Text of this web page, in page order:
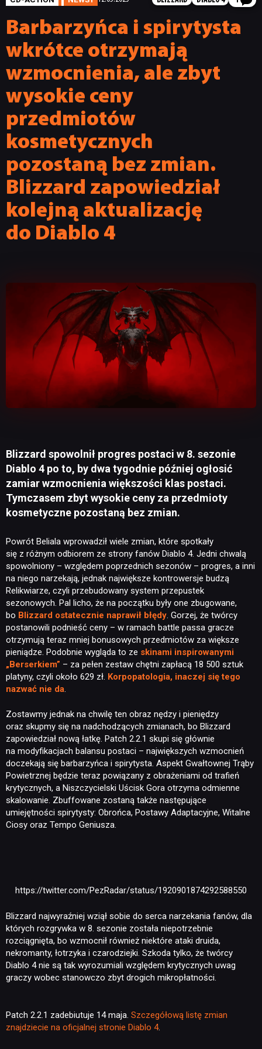
NEWSY
RECENZJE
PUBLICYSTYKA
Barbarzyńca i spirytysta
wkrótce otrzymają
wzmocnienia, ale zbyt
wysokie ceny
przedmiotów
kosmetycznych
pozostaną bez zmian.
Blizzard zapowiedział
kolejną aktualizację
do Diablo 4
Blizzard spowolnił progres postaci w 8. sezonie
Diablo 4 po to, by dwa tygodnie później ogłosić
zamiar wzmocnienia większości klas postaci.
Tymczasem zbyt wysokie ceny za przedmioty
kosmetyczne pozostaną bez zmian.
Powrót Beliala wprowadził wiele zmian, które spotkały
się z różnym odbiorem ze strony fanów Diablo 4. Jedni chwalą
spowolniony – względem poprzednich sezonów – progres, a inni
na niego narzekają, jednak największe kontrowersje budzą
Relikwiarze, czyli przebudowany system przepustek
sezonowych. Pal licho, że na początku były one zbugowane,
bo Blizzard ostatecznie naprawił błędy. Gorzej, że twórcy
postanowili podnieść ceny – w ramach battle passa gracze
otrzymują teraz mniej bonusowych przedmiotów za większe
pieniądze. Podobnie wygląda to ze skinami inspirowanymi
„Berserkiem” – za pełen zestaw chętni zapłacą 18 500 sztuk
platyny, czyli około 629 zł. Korpopatologia, inaczej się tego
nazwać nie da.
Zostawmy jednak na chwilę ten obraz nędzy i pieniędzy
oraz skupmy się na nadchodzących zmianach, bo Blizzard
zapowiedział nową łatkę. Patch 2.2.1 skupi się głównie
na modyfikacjach balansu postaci – największych wzmocnień
doczekają się barbarzyńca i spirytysta. Aspekt Gwałtownej Trąby
Powietrznej będzie teraz powiązany z obrażeniami od trafień
krytycznych, a Niszczycielski Uścisk Gora otrzyma odmienne
skalowanie. Zbuffowane zostaną także następujące
umiejętności spirytysty: Obrońca, Postawy Adaptacyjne, Witalne
Ciosy oraz Tempo Geniusza.
https://twitter.com/PezRadar/status/1920901874292588550
Blizzard najwyraźniej wziął sobie do serca narzekania fanów, dla
których rozgrywka w 8. sezonie została niepotrzebnie
rozciągnięta, bo wzmocnił również niektóre ataki druida,
nekromanty, łotrzyka i czarodziejki. Szkoda tylko, że twórcy
Diablo 4 nie są tak wyrozumiali względem krytycznych uwag
graczy wobec stanowczo zbyt drogich mikropłatności.
Patch 2.2.1 zadebiutuje 14 maja. Szczegółową listę zmian
znajdziecie na oficjalnej stronie Diablo 4.